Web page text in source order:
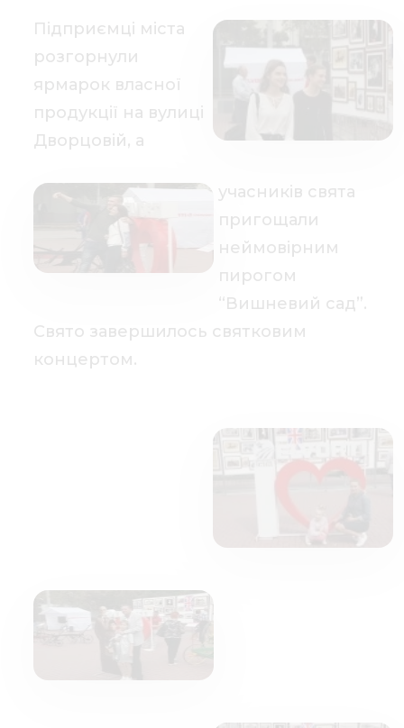
Підприємці міста
розгорнули
ярмарок власної
продукції на вулиці
Дворцовій, а
учасників свята
пригощали
неймовірним
пирогом
“Вишневий сад”.
Свято завершилось святковим
концертом.